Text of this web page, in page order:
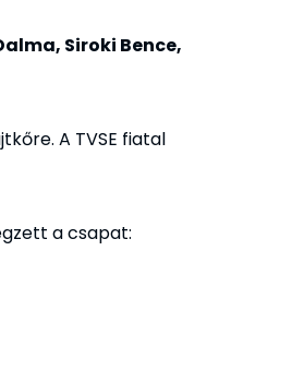
Siroki Bence,
A TVSE fiatal
a csapat: